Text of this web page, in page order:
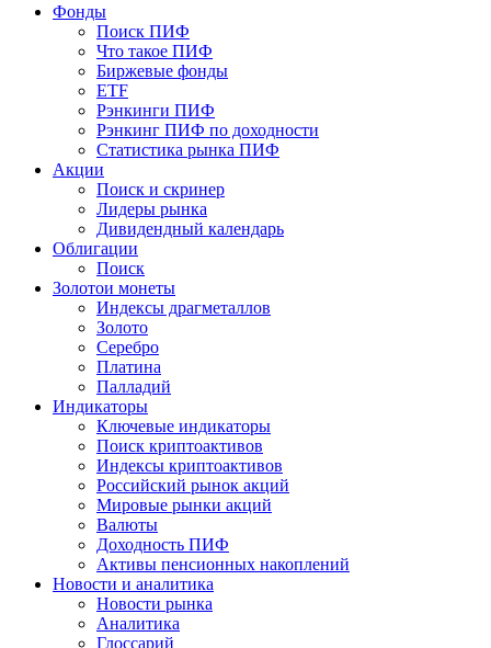
Фонды
Поиск ПИФ
Что такое ПИФ
Биржевые фонды
ETF
Рэнкинги ПИФ
Рэнкинг ПИФ по доходности
Статистика рынка ПИФ
Акции
Поиск и скринер
Лидеры рынка
Дивидендный календарь
Облигации
Поиск
Золотои монеты
Индексы драгметаллов
Золото
Серебро
Платина
Палладий
Индикаторы
Ключевые индикаторы
Поиск криптоактивов
Индексы криптоактивов
Российский рынок акций
Мировые рынки акций
Валюты
Доходность ПИФ
Активы пенсионных накоплений
Новости и аналитика
Новости рынка
Аналитика
Глоссарий